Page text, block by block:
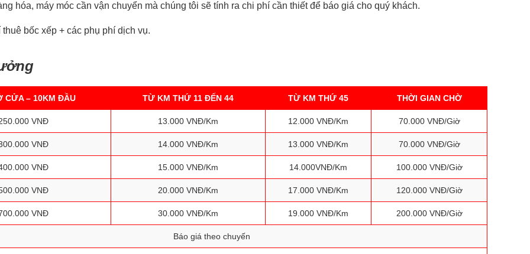
hóa, máy móc cần vận chuyển mà chúng tôi sẽ tính ra chi phí cần thiết để báo giá cho quý khách.
bốc xếp + các phụ phí dịch vụ.
CỬA – 10KM ĐẦU TỪ KM THỨ 11 ĐẾN 44 TỪ KM THỨ 45 THỜI GIAN CHỜ
VNĐ 13.000 VNĐ/Km 12.000 VNĐ/Km 70.000 VNĐ/Giờ
VNĐ 14.000 VNĐ/Km 13.000 VNĐ/Km 70.000 VNĐ/Giờ
VNĐ 15.000 VNĐ/Km 14.000VNĐ/Km 100.000 VNĐ/Giờ
VNĐ 20.000 VNĐ/Km 17.000 VNĐ/Km 120.000 VNĐ/Giờ
VNĐ 30.000 VNĐ/Km 19.000 VNĐ/Km 200.000 VNĐ/Giờ
Báo giá theo chuyến